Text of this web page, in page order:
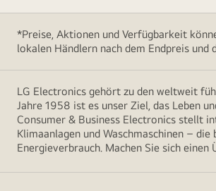
*Preise, Aktionen und Verfügbarkeit
lokalen Händlern nach dem Endpreis und
LG Electronics gehört zu den weltweit
Jahre 1958 ist es unser Ziel, das Leben
Consumer & Business Electronics stellt
Klimaanlagen und Waschmaschinen –
Energieverbrauch. Machen Sie sich